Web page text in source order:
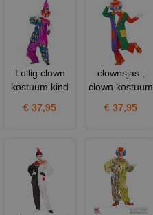
Lollig clown
kostuum kind
€ 37,95
clownsjas ,
clown kostuum
€ 37,95